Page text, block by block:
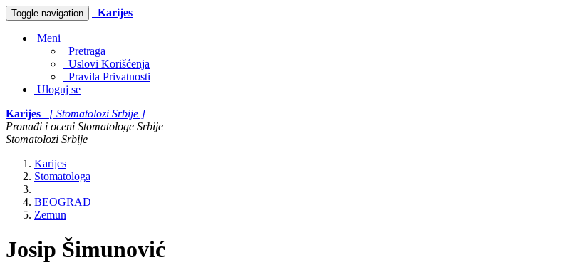
Toggle navigation Karijes
Meni
Pretraga
Uslovi Korišćenja
Pravila Privatnosti
Uloguj se
Karijes
[ Stomatolozi Srbije ]
Pronađi i oceni Stomatologe Srbije
Stomatolozi Srbije
Karijes
Stomatologa
BEOGRAD
Zemun
Josip Šimunović